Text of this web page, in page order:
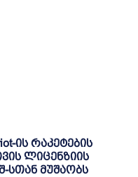
ის რაკეტების
ლიცენზიის
სთან მუშაობს